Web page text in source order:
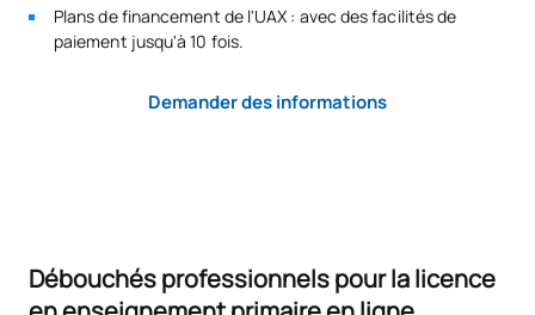
Code Matières
Compétences
S0350731
Le travail au sein d'équipes
pluridisciplinaires en
OP 6
Plans de financement de l'UAX : avec des facilités de
paiement jusqu'à 10 fois.
Demander des informations
Débouchés professionnels pour la licence